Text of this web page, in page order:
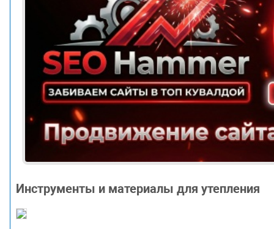
Инструменты и материалы для утепления